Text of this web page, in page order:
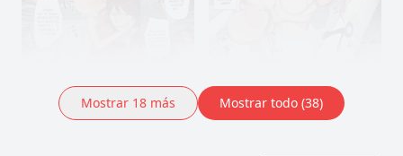
Mostrar 18 más Mostrar todo (38)